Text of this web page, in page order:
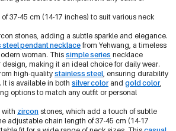
37-45 cm (14-17 inches) to suit various neck
stones, adding a subtle sparkle and elegance.
steel pendant necklace from Yehwang, a timeless
woman. This simple series necklace
making it an ideal choice for daily wear.
high-quality stainless steel, ensuring durability
is available in both silver color and gold color,
options to match any outfit or personal
with zircon stones, which add a touch of subtle
adjustable chain length of 37-45 cm (14-17